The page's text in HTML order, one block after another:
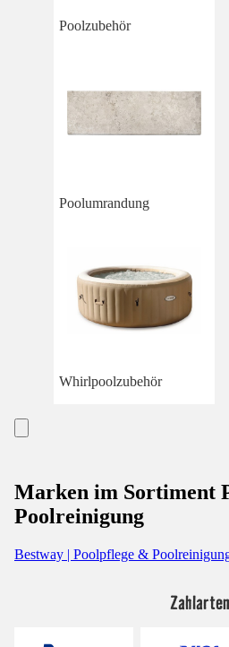
Poolzubehör
Poolumrandung
Whirlpoolzubehör
Marken im Sortiment
Poolreinigung
Bestway | Poolpflege &
Zahlarten